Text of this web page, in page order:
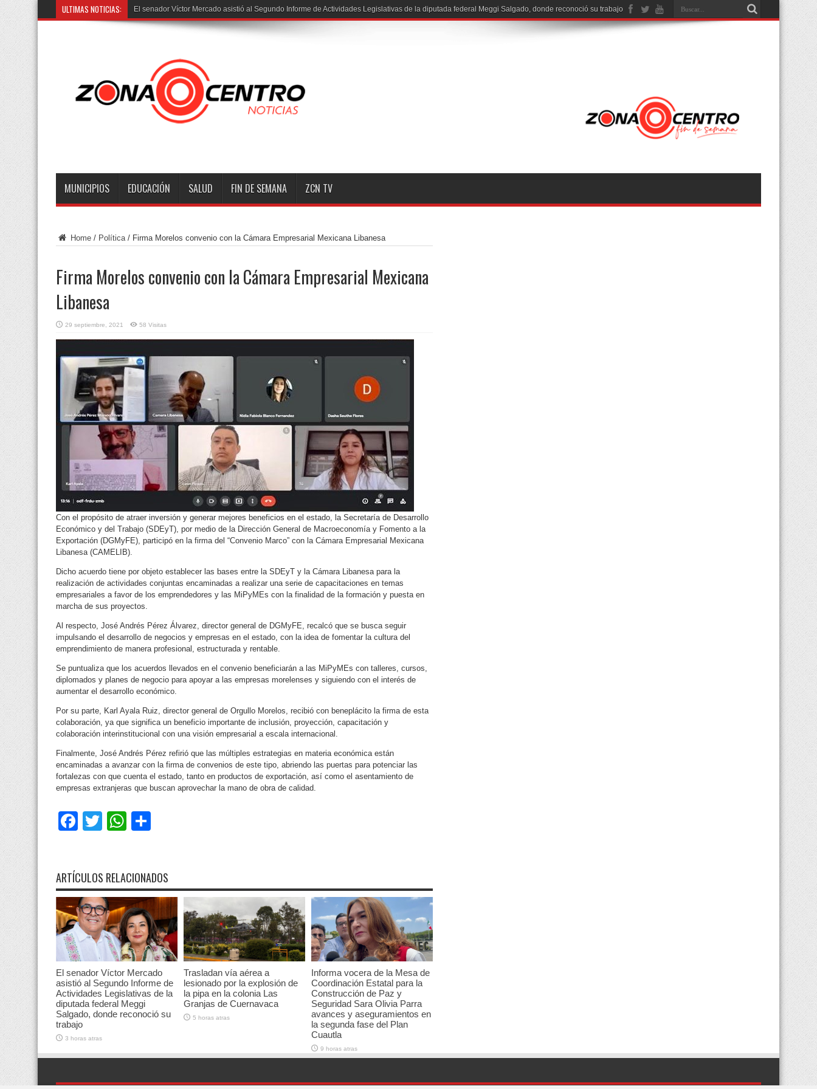
ULTIMAS NOTICIAS: El senador Víctor Mercado asistió al Segundo Informe de Actividades Legislativas de la diputada federal Meggi Salgado, donde reconoció su trabajo
MUNICIPIOS EDUCACIÓN SALUD FIN DE SEMANA ZCN TV
Home / Política / Firma Morelos convenio con la Cámara Empresarial Mexicana Libanesa
Firma Morelos convenio con la Cámara Empresarial Mexicana
Libanesa
29 septiembre, 2021 58 Visitas
Con el propósito de atraer inversión y generar mejores beneficios en el estado, la Secretaría de Desarrollo
Económico y del Trabajo (SDEyT), por medio de la Dirección General de Macroeconomía y Fomento a la
Exportación (DGMyFE), participó en la firma del “Convenio Marco” con la Cámara Empresarial Mexicana
Libanesa (CAMELIB).
Dicho acuerdo tiene por objeto establecer las bases entre la SDEyT y la Cámara Libanesa para la
realización de actividades conjuntas encaminadas a realizar una serie de capacitaciones en temas
empresariales a favor de los emprendedores y las MiPyMEs con la finalidad de la formación y puesta en
marcha de sus proyectos.
Al respecto, José Andrés Pérez Álvarez, director general de DGMyFE, recalcó que se busca seguir
impulsando el desarrollo de negocios y empresas en el estado, con la idea de fomentar la cultura del
emprendimiento de manera profesional, estructurada y rentable.
Se puntualiza que los acuerdos llevados en el convenio beneficiarán a las MiPyMEs con talleres, cursos,
diplomados y planes de negocio para apoyar a las empresas morelenses y siguiendo con el interés de
aumentar el desarrollo económico.
Por su parte, Karl Ayala Ruiz, director general de Orgullo Morelos, recibió con beneplácito la firma de esta
colaboración, ya que significa un beneficio importante de inclusión, proyección, capacitación y
colaboración interinstitucional con una visión empresarial a escala internacional.
Finalmente, José Andrés Pérez refirió que las múltiples estrategias en materia económica están
encaminadas a avanzar con la firma de convenios de este tipo, abriendo las puertas para potenciar las
fortalezas con que cuenta el estado, tanto en productos de exportación, así como el asentamiento de
empresas extranjeras que buscan aprovechar la mano de obra de calidad.
Facebook
TwitterWhatsApp
ARTÍCULOS RELACIONADOS
El senador Víctor Mercado
asistió al Segundo Informe de
Actividades Legislativas de la
diputada federal Meggi
Salgado, donde reconoció su
trabajo
3 horas atras
Trasladan vía aérea a
lesionado por la explosión de
la pipa en la colonia Las
Granjas de Cuernavaca
5 horas atras
Informa vocera de la Mesa de
Coordinación Estatal para la
Construcción de Paz y
Seguridad Sara Olivia Parra
avances y aseguramientos en
la segunda fase del Plan
Cuautla
9 horas atras